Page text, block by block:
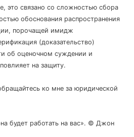
это связано со сложностью сбора
обоснования распространения
порочащей имидж
(доказательство)
об оценочном суждении и
на защиту.
ко мне за юридической
будет работать на вас». © Джон